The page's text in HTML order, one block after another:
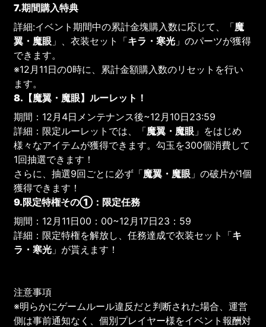
7.期間購入特典
詳細:イベント期間中の累計金塊購入数に応じて、「魔
翼・魔眼 」、衣装セット「キラ・寒光 」のパーツが獲得
できます。
※12月11日の0時に、累計金額購入数のリセットを行い
ます。
8.【魔翼・魔眼】ルーレット！
期間：12月4日メンテナンス後~12月10日23:59
詳細：限定ルーレットでは、「魔翼・魔眼 」をはじめ
様々なアイテムが獲得できます。勾玉を300個消費して
1回抽選できます！
さらに、抽選9回ごとに必ず「魔翼・魔眼 」の破片が1個
獲得できます！
9.限定特権その①：限定任務
期間：12月11日00：00~12月17日23：59
詳細：限定特権を解放し、任務達成で衣装セット「キ
ラ・寒光 」が貰えます！
注意事項
※明らかにゲームルール違反だと判断された場合、運営
側は事前通知なく、個別プレイヤー様をイベント報酬対